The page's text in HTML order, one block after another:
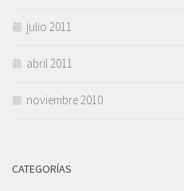
julio 2011
abril 2011
noviembre 2010
CATEGORÍAS